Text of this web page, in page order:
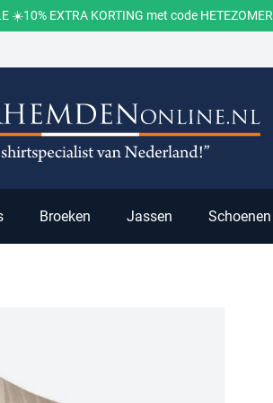
☀️10% EXTRA KORTING met code HETEZOMER
Broeken Jassen Schoenen